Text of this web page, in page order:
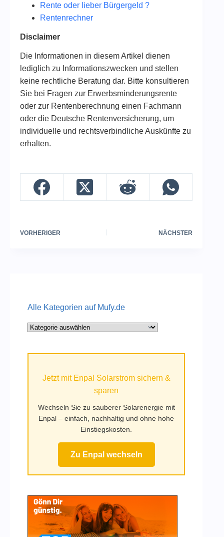
Rente oder lieber Bürgergeld ?
Rentenrechner
Disclaimer
Die Informationen in diesem Artikel dienen
lediglich zu Informationszwecken und stellen
keine rechtliche Beratung dar. Bitte konsultieren
Sie bei Fragen zur Erwerbsminderungsrente
oder zur Rentenberechnung einen Fachmann
oder die Deutsche Rentenversicherung, um
individuelle und rechtsverbindliche Auskünfte zu
erhalten.
VORHERIGER NÄCHSTER
Alle Kategorien auf Mufy.de
Alle
Jetzt mit Enpal Solarstrom sichern &
sparen
Wechseln Sie zu sauberer Solarenergie mit
Enpal – einfach, nachhaltig und ohne hohe
Einstiegskosten.
Zu Enpal wechseln